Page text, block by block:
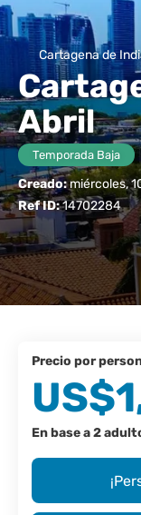
Cartagena de
Abril
Temporada Baja
Creado:miércoles,
Ref ID:14702284
precio por
En base a 2